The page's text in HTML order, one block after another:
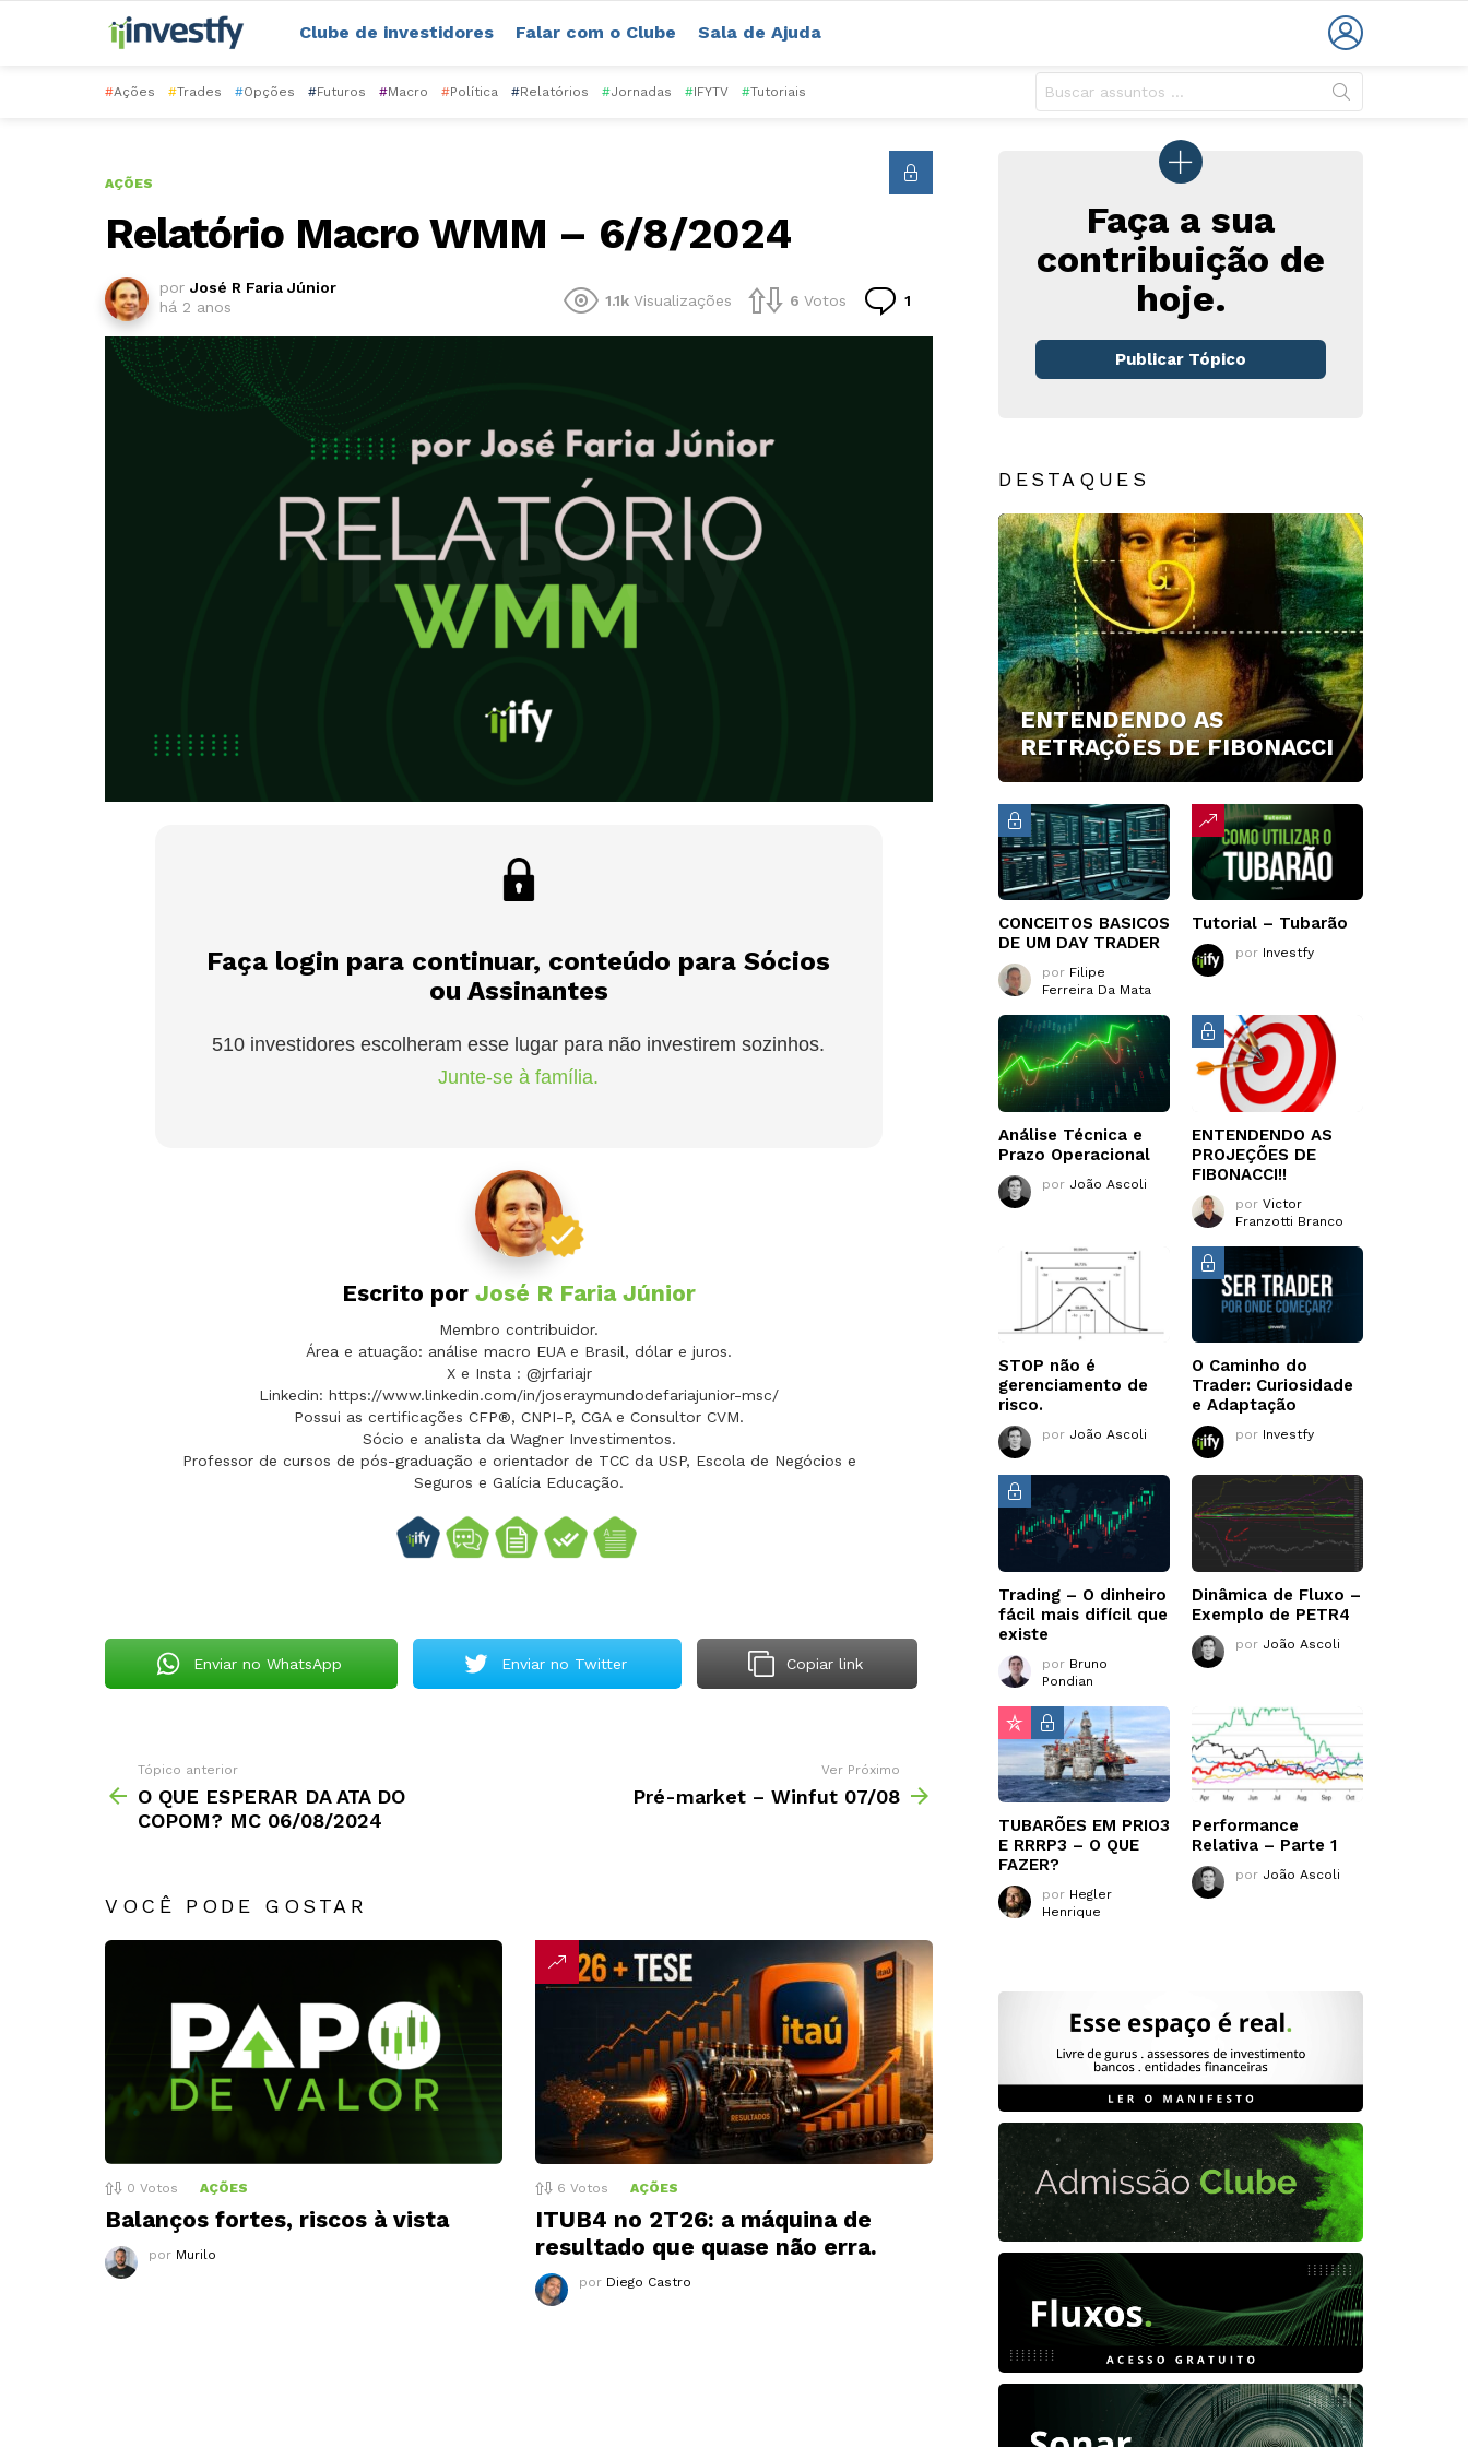
Clube de investidores Falar com o Clube Sala de Ajuda
#Ações #Trades #Opções #Futuros #Macro #Política #Relatórios #Jornadas #IFYTV #Tutoriais
AÇÕES
Relatório Macro WMM – 6/8/2024
por José R Faria Júnior
há 2 anos
1.1k Visualizações 6 Votos 1
Faça login para continuar, conteúdo para Sócios
ou Assinantes
510 investidores escolheram esse lugar para não investirem sozinhos.
Junte-se à família.
Escrito por José R Faria Júnior
Membro contribuidor.
Área e atuação: análise macro EUA e Brasil, dólar e juros.
X e Insta : @jrfariajr
Linkedin: https://www.linkedin.com/in/joseraymundodefariajunior-msc/
Possui as certificações CFP®, CNPI-P, CGA e Consultor CVM.
Sócio e analista da Wagner Investimentos.
Professor de cursos de pós-graduação e orientador de TCC da USP, Escola de Negócios e
Seguros e Galícia Educação.
Enviar no WhatsApp Enviar no Twitter Copiar link
Tópico anterior
O QUE ESPERAR DA ATA DO
COPOM? MC 06/08/2024
Ver Próximo
Pré-market – Winfut 07/08
VOCÊ PODE GOSTAR
0 Votos AÇÕES
Balanços fortes, riscos à vista
por Murilo
6 Votos AÇÕES
ITUB4 no 2T26: a máquina de
resultado que quase não erra.
por Diego Castro
Faça a sua
contribuição de
hoje.
Publicar Tópico
DESTAQUES
ENTENDENDO AS
RETRAÇÕES DE FIBONACCI
CONCEITOS BASICOS
DE UM DAY TRADER
por Filipe
Ferreira Da Mata
Tutorial – Tubarão
por Investfy
Análise Técnica e
Prazo Operacional
por João Ascoli
ENTENDENDO AS
PROJEÇÕES DE
FIBONACCI!!
por Victor
Franzotti Branco
STOP não é
gerenciamento de
risco.
por João Ascoli
O Caminho do
Trader: Curiosidade
e Adaptação
por Investfy
Trading – O dinheiro
fácil mais difícil que
existe
por Bruno
Pondian
Dinâmica de Fluxo –
Exemplo de PETR4
por João Ascoli
TUBARÕES EM PRIO3
E RRRP3 – O QUE
FAZER?
por Hegler
Henrique
Performance
Relativa – Parte 1
por João Ascoli